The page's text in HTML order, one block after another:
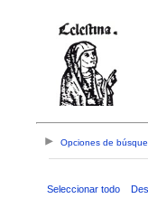
Opciones de
Seleccionar todo